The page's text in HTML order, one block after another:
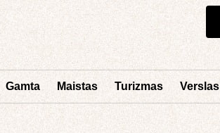
Gamta Maistas Turizmas Verslas